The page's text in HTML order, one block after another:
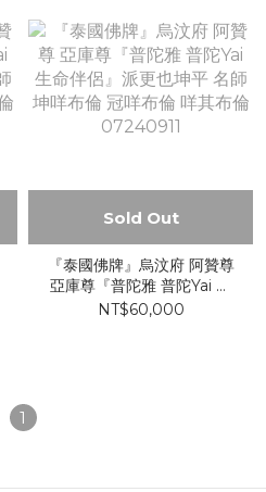
Sold Out
『泰國佛牌』烏汶府 阿贊尊
亞庫尊『普陀雅 普陀Yai 生
命伴侶』派更也坤平 名師 坤
NT$60,000
1